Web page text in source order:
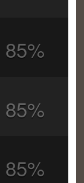
85%
85%
85%